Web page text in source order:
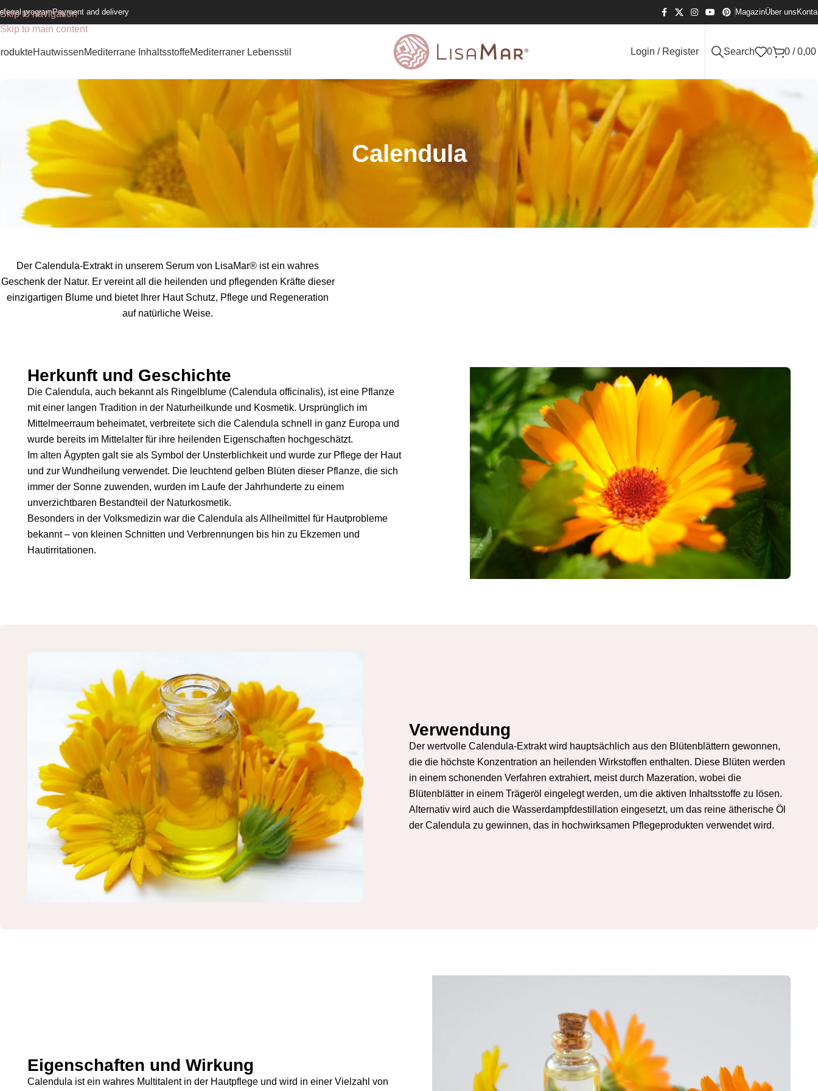
Skip to navigation
Skip to main content
programPayment and delivery MagazinÜber uns
HautwissenMediterrane InhaltsstoffeMediterraner Lebensstil Login / Register Search 0 0 / 0,00
Calendula
Der Calendula-Extrakt in unserem Serum von LisaMar® ist ein wahres
Geschenk der Natur. Er vereint all die heilenden und pflegenden Kräfte dieser
einzigartigen Blume und bietet Ihrer Haut Schutz, Pflege und Regeneration
auf natürliche Weise.
Herkunft und Geschichte
Die Calendula, auch bekannt als Ringelblume (Calendula officinalis), ist eine Pflanze
mit einer langen Tradition in der Naturheilkunde und Kosmetik. Ursprünglich im
Mittelmeerraum beheimatet, verbreitete sich die Calendula schnell in ganz Europa und
wurde bereits im Mittelalter für ihre heilenden Eigenschaften hochgeschätzt.
Im alten Ägypten galt sie als Symbol der Unsterblichkeit und wurde zur Pflege der Haut
und zur Wundheilung verwendet. Die leuchtend gelben Blüten dieser Pflanze, die sich
immer der Sonne zuwenden, wurden im Laufe der Jahrhunderte zu einem
unverzichtbaren Bestandteil der Naturkosmetik.
Besonders in der Volksmedizin war die Calendula als Allheilmittel für Hautprobleme
bekannt – von kleinen Schnitten und Verbrennungen bis hin zu Ekzemen und
Hautirritationen.
Verwendung
Der wertvolle Calendula-Extrakt wird hauptsächlich aus den Blütenblättern gewonnen,
die die höchste Konzentration an heilenden Wirkstoffen enthalten. Diese Blüten werden
in einem schonenden Verfahren extrahiert, meist durch Mazeration, wobei die
Blütenblätter in einem Trägeröl eingelegt werden, um die aktiven Inhaltsstoffe zu lösen.
Alternativ wird auch die Wasserdampfdestillation eingesetzt, um das reine ätherische Öl
der Calendula zu gewinnen, das in hochwirksamen Pflegeprodukten verwendet wird.
Eigenschaften und Wirkung
Calendula ist ein wahres Multitalent in der Hautpflege und wird in einer Vielzahl von